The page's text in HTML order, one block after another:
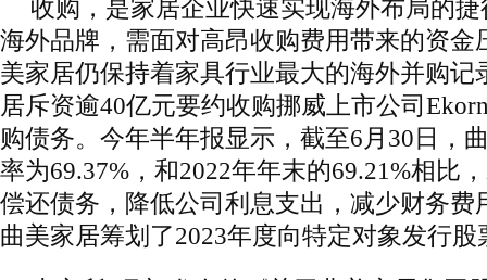
收购，是家居企业快速实现海外布局的
海外品牌，需面对高昂收购费用带来的资金
美家居仍保持着家具行业最大的海外并购记
居斥资逾40亿元要约收购挪威上市公司
购债务。今年半年报显示，截至6月30日，
率为69.37%，和2022年年末的69.21%相比
偿还债务，降低公司利息支出，减少财务费
曲美家居筹划了2023年度向特定对象发行股